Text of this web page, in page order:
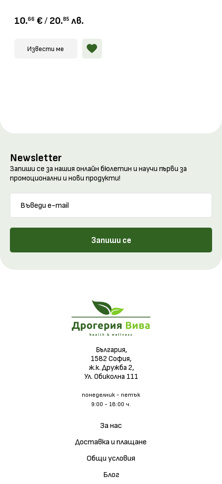
10.66 € / 20.85 лв.
Извести ме
Newsletter
Запиши се за нашия онлайн бюлетин и научи първи за
промоционални и нови продукти!
Запиши се
България,
1582 София,
ж.к. Дружба 2,
Ул. Обиколна 111
понеделник - петък
9:00 - 18:00 ч.
За нас
Доставка и плащане
Общи условия
Блог